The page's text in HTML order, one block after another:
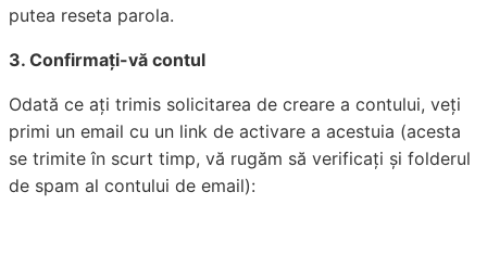
putea reseta parola.
3. Confirmați-vă contul
Odată ce ați trimis solicitarea de creare a contului, veți
primi un email cu un link de activare a acestuia (acesta
se trimite în scurt timp, vă rugăm să verificați și folderul
de spam al contului de email):